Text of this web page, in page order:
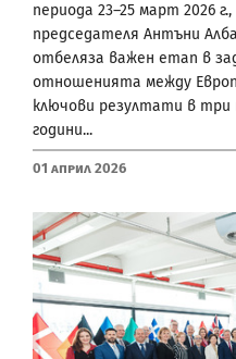
периода 23–25 март 2026
председателя Антъни
отбеляза важен етап в
отношенията между
ключови резултати в три
години...
01 Април 2026